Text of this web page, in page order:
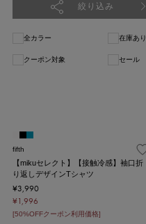
絞り込み
全カラー 在庫あり
クーポン対象 セール
fifth
【mikuセレクト】【接触冷感】袖口折
り返しデザインTシャツ
¥3,990
¥1,996
[50%OFFクーポン利用価格]